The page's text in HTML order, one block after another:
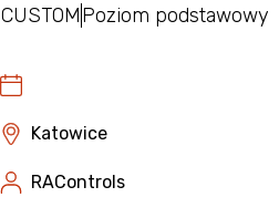
CUSTOMPoziom podstawowy
Katowice
RAControls